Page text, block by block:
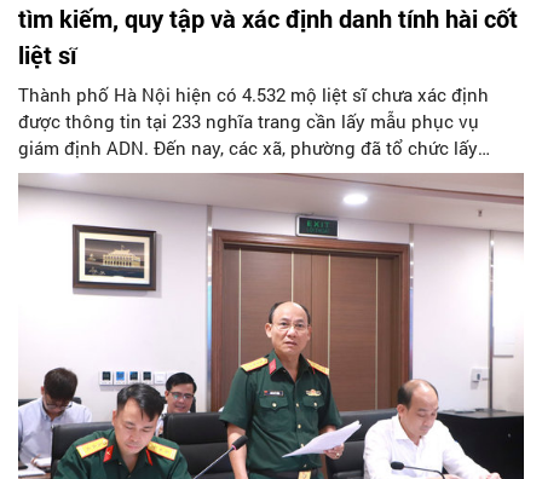
tìm kiếm, quy tập và xác định danh tính hài cốt
liệt sĩ
Thành phố Hà Nội hiện có 4.532 mộ liệt sĩ chưa xác định
được thông tin tại 233 nghĩa trang cần lấy mẫu phục vụ
giám định ADN. Đến nay, các xã, phường đã tổ chức lấy
được 97 trên tổng số 106 mộ liệt sĩ được khai quật.